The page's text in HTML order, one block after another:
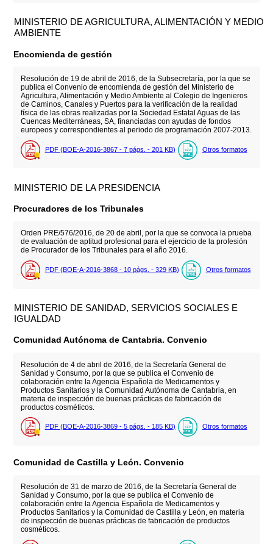
MINISTERIO DE AGRICULTURA, ALIMENTACIÓN Y MEDIO
AMBIENTE
Encomienda de gestión
Resolución de 19 de abril de 2016, de la Subsecretaría, por la que se
publica el Convenio de encomienda de gestión del Ministerio de
Agricultura, Alimentación y Medio Ambiente al Colegio de Ingenieros
de Caminos, Canales y Puertos para la verificación de la realidad
física de las obras realizadas por la Sociedad Estatal Aguas de las
Cuencas Mediterráneas, SA, financiadas con ayudas de fondos
europeos y correspondientes al periodo de programación 2007-2013.
PDF (BOE-A-2016-3867 - 7 págs. - 201 KB) Otros formatos
MINISTERIO DE LA PRESIDENCIA
Procuradores de los Tribunales
Orden PRE/576/2016, de 20 de abril, por la que se convoca la prueba
de evaluación de aptitud profesional para el ejercicio de la profesión
de Procurador de los Tribunales para el año 2016.
PDF (BOE-A-2016-3868 - 10 págs. - 329 KB) Otros formatos
MINISTERIO DE SANIDAD, SERVICIOS SOCIALES E
IGUALDAD
Comunidad Autónoma de Cantabria. Convenio
Resolución de 4 de abril de 2016, de la Secretaría General de
Sanidad y Consumo, por la que se publica el Convenio de
colaboración entre la Agencia Española de Medicamentos y
Productos Sanitarios y la Comunidad Autónoma de Cantabria, en
materia de inspección de buenas prácticas de fabricación de
productos cosméticos.
PDF (BOE-A-2016-3869 - 5 págs. - 185 KB) Otros formatos
Comunidad de Castilla y León. Convenio
Resolución de 31 de marzo de 2016, de la Secretaría General de
Sanidad y Consumo, por la que se publica el Convenio de
colaboración entre la Agencia Española de Medicamentos y
Productos Sanitarios y la Comunidad de Castilla y León, en materia
de inspección de buenas prácticas de fabricación de productos
cosméticos.